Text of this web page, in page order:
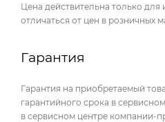
Цена действительна только
отличаться от цен в розничных
Гарантия
Гарантия на приобретаемый
гарантийного срока в
в сервисном центре компании-